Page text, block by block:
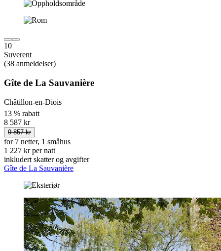
10
Suverent
(38 anmeldelser)
Gîte de La Sauvanière
Châtillon-en-Diois
13 % rabatt
8 587 kr
9 857 kr
for 7 netter, 1 småhus
1 227 kr per natt
inkludert skatter og avgifter
Gîte de La Sauvanière